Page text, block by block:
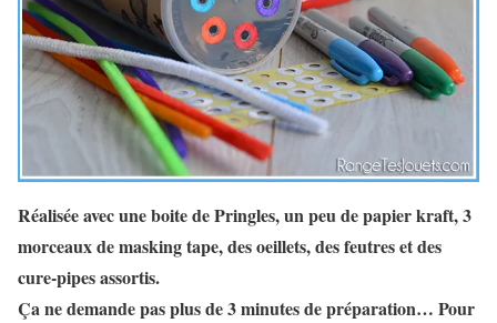
Réalisée avec une boite de Pringles, un peu de papier kraft, 3
morceaux de masking tape, des oeillets, des feutres et des
cure-pipes assortis.
Ça ne demande pas plus de 3 minutes de préparation… Pour